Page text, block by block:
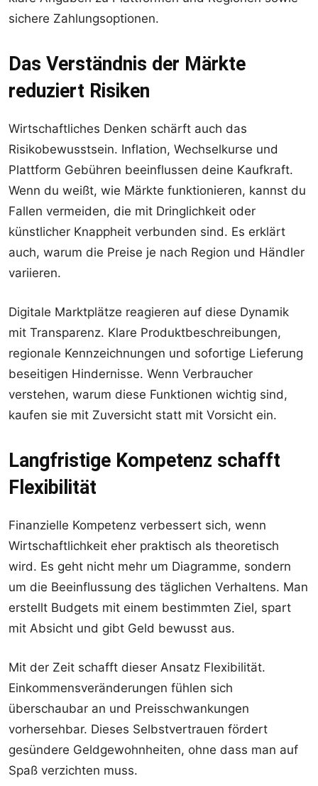
sichere Zahlungsoptionen.
Das Verständnis der Märkte
reduziert Risiken
Wirtschaftliches Denken schärft auch das
Risikobewusstsein. Inflation, Wechselkurse und
Plattform Gebühren beeinflussen deine Kaufkraft.
Wenn du weißt, wie Märkte funktionieren, kannst du
Fallen vermeiden, die mit Dringlichkeit oder
künstlicher Knappheit verbunden sind. Es erklärt
auch, warum die Preise je nach Region und Händler
variieren.
Digitale Marktplätze reagieren auf diese Dynamik
mit Transparenz. Klare Produktbeschreibungen,
regionale Kennzeichnungen und sofortige Lieferung
beseitigen Hindernisse. Wenn Verbraucher
verstehen, warum diese Funktionen wichtig sind,
kaufen sie mit Zuversicht statt mit Vorsicht ein.
Langfristige Kompetenz schafft
Flexibilität
Finanzielle Kompetenz verbessert sich, wenn
Wirtschaftlichkeit eher praktisch als theoretisch
wird. Es geht nicht mehr um Diagramme, sondern
um die Beeinflussung des täglichen Verhaltens. Man
erstellt Budgets mit einem bestimmten Ziel, spart
mit Absicht und gibt Geld bewusst aus.
Mit der Zeit schafft dieser Ansatz Flexibilität.
Einkommensveränderungen fühlen sich
überschaubar an und Preisschwankungen
vorhersehbar. Dieses Selbstvertrauen fördert
gesündere Geldgewohnheiten, ohne dass man auf
Spaß verzichten muss.